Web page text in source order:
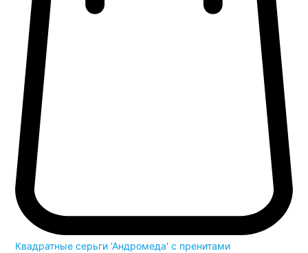
Квадратные серьги 'Андромеда' с пренитами